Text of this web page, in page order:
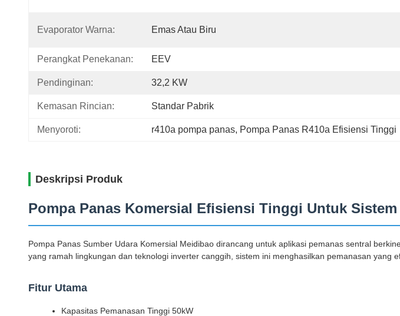
Evaporator Warna: Emas Atau Biru
Perangkat Penekanan: EEV
Pendinginan: 32,2 KW
Kemasan Rincian: Standar Pabrik
Menyoroti: r410a pompa panas, Pompa Panas R410a Efisiensi Tinggi
Deskripsi Produk
Pompa Panas Komersial Efisiensi Tinggi Untuk
Pompa Panas Sumber Udara Komersial Meidibao dirancang untuk aplikasi pemanas sentral
yang ramah lingkungan dan teknologi inverter canggih, sistem ini menghasilkan pemanasan yang
Fitur Utama
Kapasitas Pemanasan Tinggi 50kW